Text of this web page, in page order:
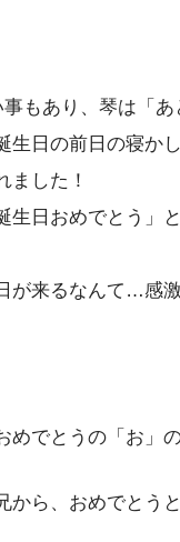
もあり、琴は「
生日の前日の寝か
ました！
日おめでとう」と
が来るなんて…感
めでとうの「お」
ら、おめでとう